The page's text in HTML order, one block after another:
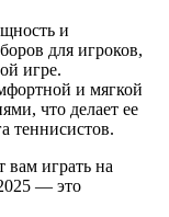
и
для игроков,
игре.
и мягкой
что делает ее
теннисистов.
вам играть на
— это